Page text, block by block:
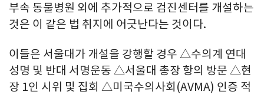
부속 동물병원 외에 추가적으로 검진센터를 개설하는
것은 이 같은 법 취지에 어긋난다는 것이다.
이들은 서울대가 개설을 강행할 경우 △수의계 연대
성명 및 반대 서명운동 △서울대 총장 항의 방문 △현
장 1인 시위 및 집회 △미국수의사회(AVMA) 인증 적